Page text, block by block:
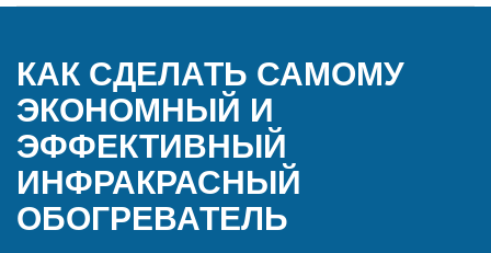
КАК СДЕЛАТЬ САМОМУ
ЭКОНОМНЫЙ И
ЭФФЕКТИВНЫЙ
ИНФРАКРАСНЫЙ
ОБОГРЕВАТЕЛЬ